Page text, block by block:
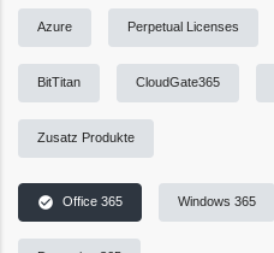
check_circle Office 365 Windows 365
Azure Perpetual Licenses
BitTitan CloudGate365
Zusatz Produkte